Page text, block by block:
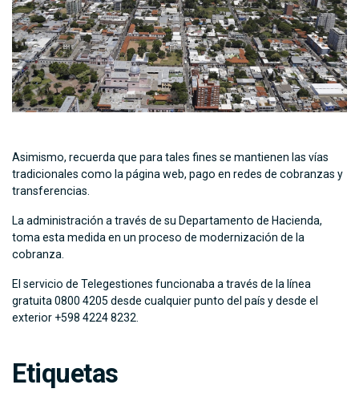
Asimismo, recuerda que para tales fines se mantienen las vías
tradicionales como la página web, pago en redes de cobranzas y
transferencias.
La administración a través de su Departamento de Hacienda,
toma esta medida en un proceso de modernización de la
cobranza.
El servicio de Telegestiones funcionaba a través de la línea
gratuita 0800 4205 desde cualquier punto del país y desde el
exterior +598 4224 8232.
Etiquetas